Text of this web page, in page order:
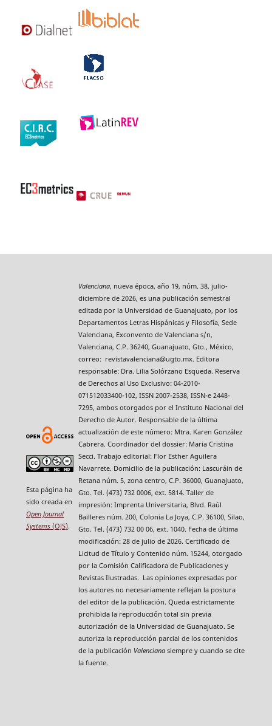
Esta página ha
sido creada en
Open Journal
Systems(OJS).
Valenciana, nueva época, año 19, núm. 38, julio-
diciembre de 2026, es una publicación semestral
editada por la Universidad de Guanajuato, por los
Departamentos Letras Hispánicas y Filosofía, Sede
Valenciana, Exconvento de Valenciana s/n,
Valenciana, C.P. 36240, Guanajuato, Gto., México,
correo: revistavalenciana@ugto.mx. Editora
responsable: Dra. Lilia Solórzano Esqueda. Reserva
de Derechos al Uso Exclusivo: 04-2010-
071512033400-102, ISSN 2007-2538, ISSN-e 2448-
7295, ambos otorgados por el Instituto Nacional del
Derecho de Autor. Responsable de la última
actualización de este número: Mtra. Karen González
Cabrera. Coordinador del dossier: Maria Cristina
Secci. Trabajo editorial: Flor Esther Aguilera
Navarrete. Domicilio de la publicación: Lascuráin de
Retana núm. 5, zona centro, C.P. 36000, Guanajuato,
Gto. Tel. (473) 732 0006, ext. 5814. Taller de
impresión: Imprenta Universitaria, Blvd. Raúl
Bailleres núm. 200, Colonia La Joya, C.P. 36100, Silao,
Gto. Tel. (473) 732 00 06, ext. 1040. Fecha de última
modificación: 28 de julio de 2026. Certificado de
Licitud de Título y Contenido núm. 15244, otorgado
por la Comisión Calificadora de Publicaciones y
Revistas Ilustradas. Las opiniones expresadas por
los autores no necesariamente reflejan la postura
del editor de la publicación. Queda estrictamente
prohibida la reproducción total sin previa
autorización de la Universidad de Guanajuato. Se
autoriza la reproducción parcial de los contenidos
de la publicación Valencianasiempre y cuando se cite
la fuente.